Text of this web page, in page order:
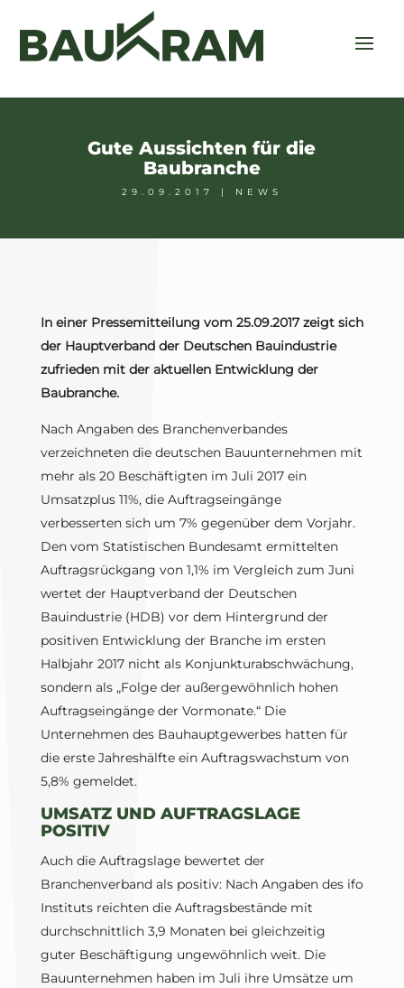
Gute Aussichten für die
Baubranche
29.09.2017 | NEWS
In einer Pressemitteilung vom 25.09.2017 zeigt sich
der Hauptverband der Deutschen Bauindustrie
zufrieden mit der aktuellen Entwicklung der
Baubranche.
Nach Angaben des Branchenverbandes
verzeichneten die deutschen Bauunternehmen mit
mehr als 20 Beschäftigten im Juli 2017 ein
Umsatzplus 11%, die Auftragseingänge
verbesserten sich um 7% gegenüber dem Vorjahr.
Den vom Statistischen Bundesamt ermittelten
Auftragsrückgang von 1,1% im Vergleich zum Juni
wertet der Hauptverband der Deutschen
Bauindustrie (HDB) vor dem Hintergrund der
positiven Entwicklung der Branche im ersten
Halbjahr 2017 nicht als Konjunkturabschwächung,
sondern als „Folge der außergewöhnlich hohen
Auftragseingänge der Vormonate.“ Die
Unternehmen des Bauhauptgewerbes hatten für
die erste Jahreshälfte ein Auftragswachstum von
5,8% gemeldet.
UMSATZ UND AUFTRAGSLAGE
POSITIV
Auch die Auftragslage bewertet der
Branchenverband als positiv: Nach Angaben des ifo
Instituts reichten die Auftragsbestände mit
durchschnittlich 3,9 Monaten bei gleichzeitig
guter Beschäftigung ungewöhnlich weit. Die
Bauunternehmen haben im Juli ihre Umsätze um